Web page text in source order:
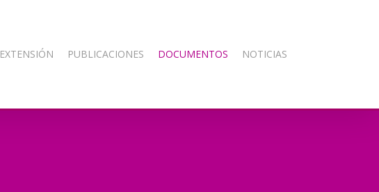
EXTENSIÓN PUBLICACIONES DOCUMENTOS NOTICIAS